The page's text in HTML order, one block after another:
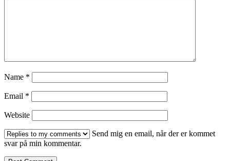
Name *
Email *
Website
Send mig en email, når der er kommet
svar på min kommentar.